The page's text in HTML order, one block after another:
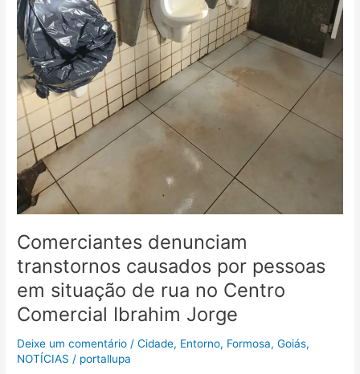
Comerciantes denunciam
transtornos causados por pessoas
em situação de rua no Centro
Comercial Ibrahim Jorge
Deixe um comentário /Cidade, Entorno, Formosa,Goiás,
NOTÍCIAS / portallupa
Ibrahim
Jorge